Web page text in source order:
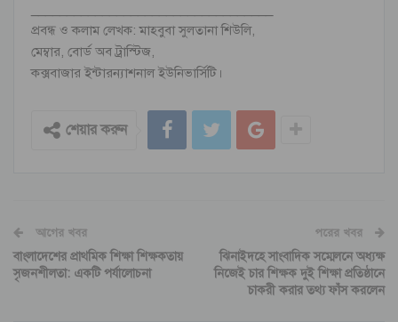
প্রবন্ধ ও কলাম লেখক: মাহবুবা সুলতানা শিউলি,
মেম্বার, বোর্ড অব ট্রাস্টিজ,
কক্সবাজার ইন্টারন্যাশনাল ইউনিভার্সিটি।
শেয়ার করুন
আগের খবর
বাংলাদেশের প্রাথমিক শিক্ষা শিক্ষকতায়
সৃজনশীলতা: একটি পর্যালোচনা
পরের খবর
ঝিনাইদহে সাংবাদিক সম্মেলনে অধ্যক্ষ
নিজেই চার শিক্ষক দুই শিক্ষা প্রতিষ্ঠানে
চাকরী করার তথ্য ফাঁস করলেন